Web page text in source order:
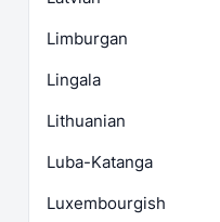
Limburgan
Lingala
Lithuanian
Luba-Katanga
Luxembourgish